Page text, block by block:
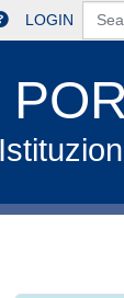
LOGIN